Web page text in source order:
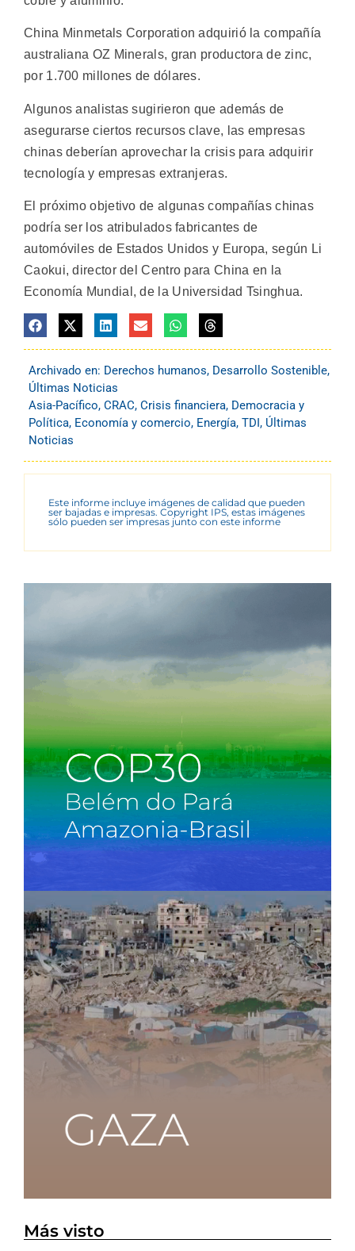
China Minmetals Corporation adquirió la compañía
australiana OZ Minerals, gran productora de zinc,
por 1.700 millones de dólares.
Algunos analistas sugirieron que además de
asegurarse ciertos recursos clave, las empresas
chinas deberían aprovechar la crisis para adquirir
tecnología y empresas extranjeras.
El próximo objetivo de algunas compañías chinas
podría ser los atribulados fabricantes de
automóviles de Estados Unidos y Europa, según Li
Caokui, director del Centro para China en la
Economía Mundial, de la Universidad Tsinghua.
Archivado en: Derechos humanos, Desarrollo Sostenible,
Últimas Noticias
Asia-Pacífico, CRAC, Crisis financiera, Democracia y
Política, Economía y comercio, Energía, TDI, Últimas
Noticias
Este informe incluye imágenes de calidad que pueden
ser bajadas e impresas. Copyright IPS, estas imágenes
sólo pueden ser impresas junto con este informe
Más visto